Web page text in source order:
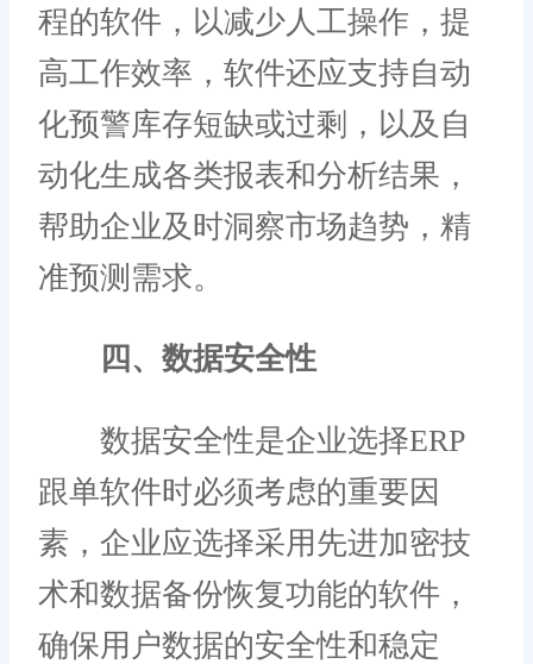
程的软件，以减少人工操作，提
高工作效率，软件还应支持自动
化预警库存短缺或过剩，以及自
动化生成各类报表和分析结果，
帮助企业及时洞察市场趋势，精
准预测需求。
四、数据安全性
数据安全性是企业选择ERP
跟单软件时必须考虑的重要因
素，企业应选择采用先进加密技
术和数据备份恢复功能的软件，
确保用户数据的安全性和稳定